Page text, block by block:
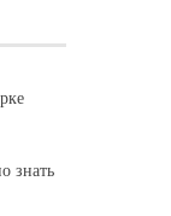
знать